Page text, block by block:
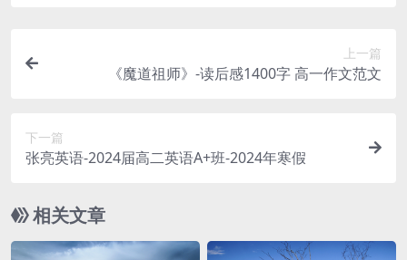
上一篇
《魔道祖师》-读后感1400字 高一作文范文
下一篇
张亮英语-2024届高二英语A+班-2024年寒假
相关文章